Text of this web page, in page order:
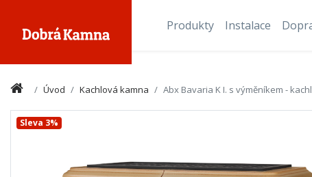
Produkty Instalace
Úvod Kachlová kamna Abx Bavaria K I. s výměníkem -
Sleva 3%